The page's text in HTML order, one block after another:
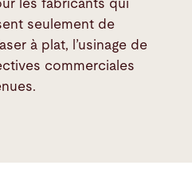
les fabricants qui
seulement de
à plat, l’usinage de
commerciales